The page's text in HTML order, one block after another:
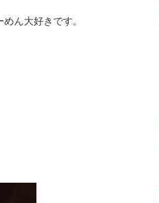
ん大好きです。